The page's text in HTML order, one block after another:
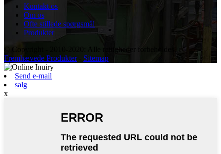
Kontakt os
Om os
Ofte stillede spørgsmål
Produkter
© Copyright - 2010-2020: Alle rettigheder forbeholdes.
Fremhævede Produkter- Sitemap
Send e-mail
salg
x